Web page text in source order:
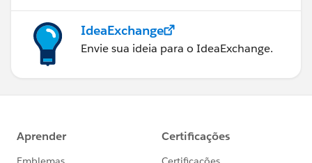
IdeaExchange
Envie sua ideia para o IdeaExchange.